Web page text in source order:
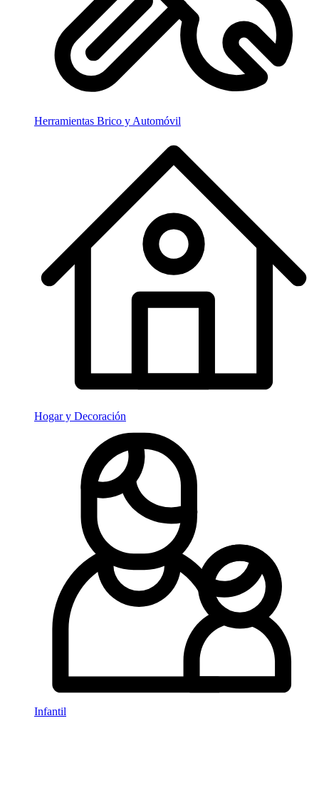
Herramientas Brico y Automóvil
Hogar y Decoración
Infantil